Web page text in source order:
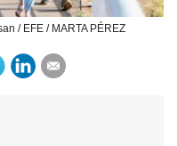
/ EFE / MARTA PÉREZ